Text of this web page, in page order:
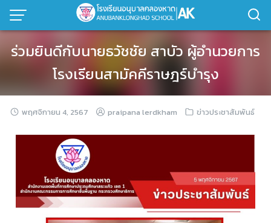
ร่วมยินดีกับนายธวัชชัย สาบัว ผู้อำนวยการ
โรงเรียนสามัคคีราษฎร์บำรุง
พฤศจิกายน 4, 2567 praipana lerdkham ข่าวประชาสัมพันธ์